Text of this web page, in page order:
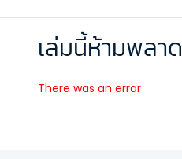
เล่มนี้ห้ามพลาด
There was an error